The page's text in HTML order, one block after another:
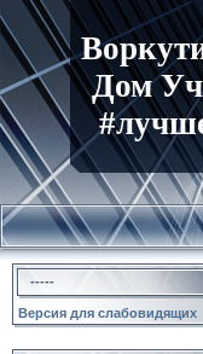
Дом
-----
Версия для слабовидящих